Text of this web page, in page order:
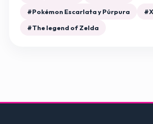
#Pokémon Escarlata y Púrpura
#The legend of Zelda